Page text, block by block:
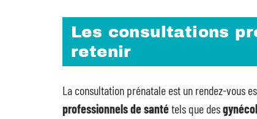
Les consultations
retenir
La consultation prénatale est un rendez-vous
professionnels de santétels que des